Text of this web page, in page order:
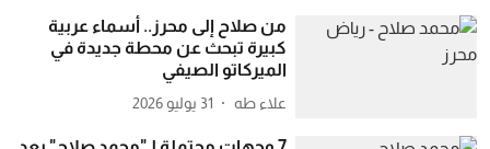
من صلاح إلى محرز.. أسماء عربية
كبيرة تبحث عن محطة جديدة في
الميركاتو الصيفي
علاء طه 31 يوليو 2026